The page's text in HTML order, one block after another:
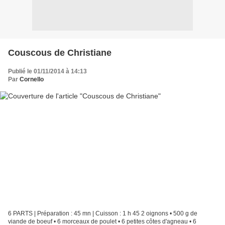
Couscous de Christiane
Publié le 01/11/2014 à 14:13
Par Cornello
6 PARTS | Préparation : 45 mn | Cuisson : 1 h 45 2 oignons • 500 g de
viande de boeuf • 6 morceaux de poulet • 6 petites côtes d'agneau • 6